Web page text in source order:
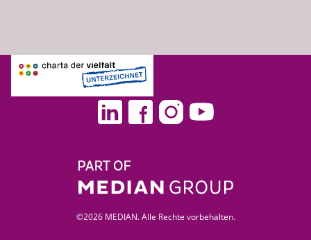
©2026 MEDIAN. Alle Rechte vorbehalten.